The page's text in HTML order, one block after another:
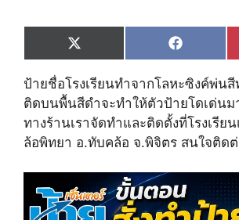
Share
on
X
(
w
i
t
e
)
Share
on
F
a
c
e
b
o
o
k
ป้ายชื่อโรงเรียนทำจากโลหะซิงค์พ่นสี
ติดบนพื้นสีดำจะทำให้ตัวป้ายโดเด่น
ทางร้านเราจัดทำและติดตั้งที่โรงเรีย
ล้อพิทยา อ.ทับคล้อ จ.พิจิตร สนใจติด